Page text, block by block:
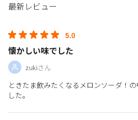
最新レビュー
5.0
懐かしい味でした
zukiさん
ときたま飲みたくなるメロンソーダ！
した。